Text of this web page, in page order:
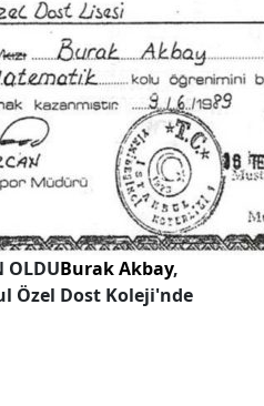
OLDUBurak Akbay,
Özel Dost Koleji'nde